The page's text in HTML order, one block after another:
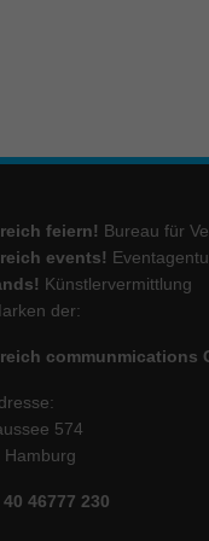
feiern! Bureau für
events!
Künstlervermittlung
der:
communmications
574
Hamburg
40 46777 230
Medien